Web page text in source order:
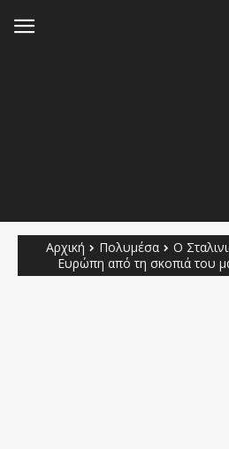
Αρχική Πολυμέσα
Ο
Ευρώπη από τη σκοπιά του